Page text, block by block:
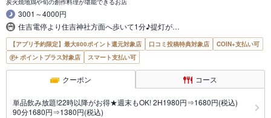
3001～4000円
住吉電停より住吉神社方面へ歩いて1分♪提灯が…
【アプリ予約限定】最大800ポイント還元対象店 口コミ投稿特典対象店
COIN+支払い可
ポイントプラス対象店
スマート支払い可
クーポン コース
単品飲み放題!22時以降がお得★週末もOK! 2H1980円⇒1680円(税込)
90分1680円⇒1380円(税込)